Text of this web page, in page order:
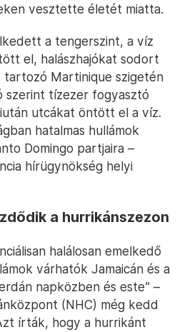
vesztette életét miatta.
a tengerszint, a víz
el, halászhajókat sodort
tartozó Martinique szigetén
szerint tízezer fogyasztó
utcákat öntött el a víz.
hatalmas hullámok
Domingo partjaira –
hírügynökség helyi
a hurrikánszezon
halálosan emelkedő
várhatók Jamaicán és a
napközben és este” –
(NHC) még kedd
írták, hogy a hurrikánt